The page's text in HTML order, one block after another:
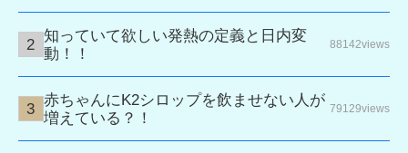
知っていて欲しい発熱の定義と日内変
動！！
88142views
赤ちゃんにK2シロップを飲ませない人が
増えている？！
79129views